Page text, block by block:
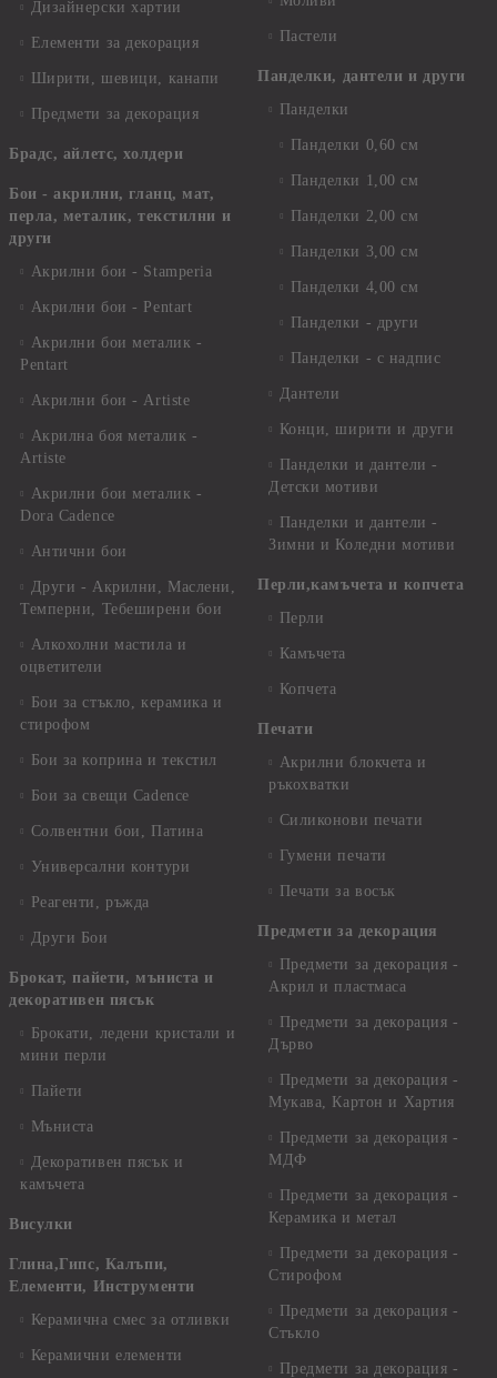
Дизайнерски хартии
Елементи за декорация
Ширити, шевици, канапи
Предмети за декорация
Брадс, айлетс, холдери
Бои - акрилни, гланц, мат,
перла, металик, текстилни и
други
Акрилни бои - Stamperia
Акрилни бои - Pentart
Акрилни бои металик -
Pentart
Акрилни бои - Artiste
Акрилна боя металик -
Artiste
Акрилни бои металик -
Dora Cadence
Антични бои
Други - Акрилни, Маслени,
Темперни, Тебеширени бои
Алкохолни мастила и
оцветители
Бои за стъкло, керамика и
стирофом
Бои за коприна и текстил
Бои за свещи Cadence
Солвентни бои, Патина
Универсални контури
Реагенти, ръжда
Други Бои
Брокат, пайети, мъниста и
декоративен пясък
Брокати, ледени кристали и
мини перли
Пайети
Мъниста
Декоративен пясък и
камъчета
Висулки
Глина,Гипс, Калъпи,
Елементи, Инструменти
Керамична смес за отливки
Керамични елементи
Пастели
Панделки, дантели и други
Панделки
Панделки 0,60 см
Панделки 1,00 см
Панделки 2,00 см
Панделки 3,00 см
Панделки 4,00 см
Панделки - други
Панделки - с надпис
Дантели
Конци, ширити и други
Панделки и дантели -
Детски мотиви
Панделки и дантели -
Зимни и Коледни мотиви
Перли,камъчета и копчета
Перли
Камъчета
Копчета
Печати
Акрилни блокчета и
ръкохватки
Силиконови печати
Гумени печати
Печати за восък
Предмети за декорация
Предмети за декорация -
Акрил и пластмаса
Предмети за декорация -
Дърво
Предмети за декорация -
Мукава, Картон и Хартия
Предмети за декорация -
МДФ
Предмети за декорация -
Керамика и метал
Предмети за декорация -
Стирофом
Предмети за декорация -
Стъкло
Предмети за декорация -